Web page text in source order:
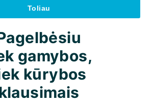
Toliau
gamybos,
kūrybos